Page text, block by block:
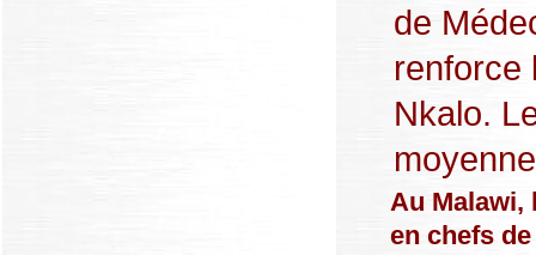
de
renforce
Nkalo.
Au Malawi,
en chefs